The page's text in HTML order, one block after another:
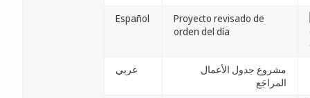
Español
Proyecto revisado de
orden del día
عربي
مشروع جدول الأعمال
المراجَع